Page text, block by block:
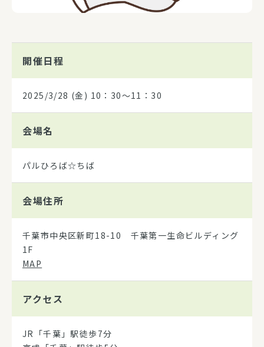
開催日程
2025/3/28 (金) 10：30～11：30
会場名
パルひろば☆ちば
会場住所
千葉市中央区新町18-10 千葉第一生命ビルディング
1F
MAP
アクセス
JR「千葉」駅徒歩7分